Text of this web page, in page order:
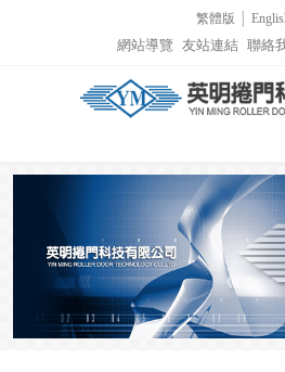
繁體版
網站導覽
友站連結 聯絡
公司介紹
商品介紹
實績介紹
實績介紹-PVC
詢價表單